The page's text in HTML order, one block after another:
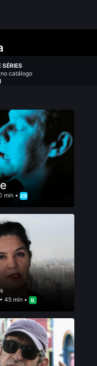
SÉRIES
catálogo
min •
• 45 min •